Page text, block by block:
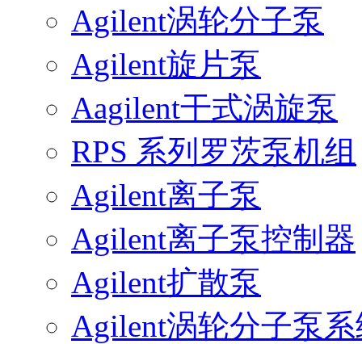
Agilent涡轮分子泵
Agilent旋片泵
Aagilent干式涡旋泵
RPS 系列罗茨泵机组
Agilent离子泵
Agilent离子泵控制器
Agilent扩散泵
Agilent涡轮分子泵